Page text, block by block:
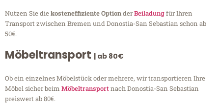
Nutzen Sie diekosteneffiziente OptionderBeiladungfür Ihren
Transport zwischen Bremen und Donostia-San Sebastian schon ab
50€.
Möbeltransport | ab 80€
Ob ein einzelnes Möbelstück oder mehrere, wir transportieren Ihre
Möbel sicher beim Möbeltransportnach Donostia-San Sebastian
preiswert ab 80€.